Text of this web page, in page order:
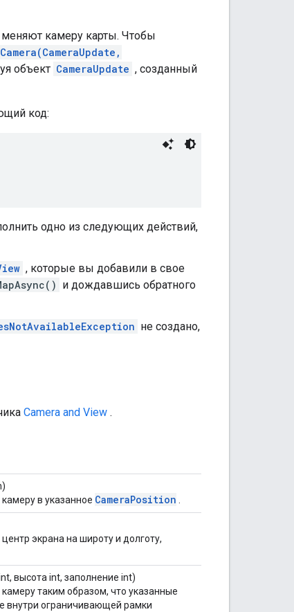
камеру карты. Чтобы
объект CameraUpdate , созданный
код:
одно из следующих действий,
, которые вы добавили в свое
и дождавшись обратного
не создано,
Camera and View .
в указанное CameraPosition
экрана на широту и долготу,
высота int, заполнение int)
таким образом, что указанные
внутри ограничивающей рамки